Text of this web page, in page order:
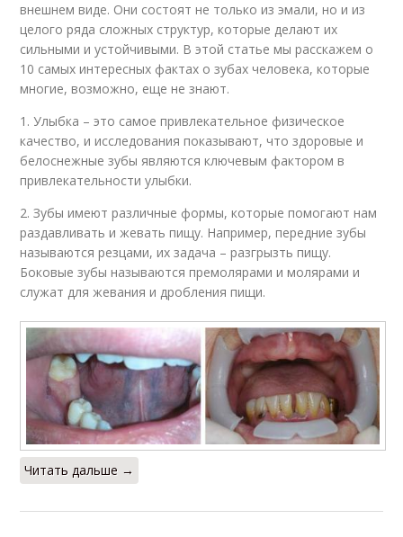
внешнем виде. Они состоят не только из эмали, но и из
целого ряда сложных структур, которые делают их
сильными и устойчивыми. В этой статье мы расскажем о
10 самых интересных фактах о зубах человека, которые
многие, возможно, еще не знают.
1. Улыбка – это самое привлекательное физическое
качество, и исследования показывают, что здоровые и
белоснежные зубы являются ключевым фактором в
привлекательности улыбки.
2. Зубы имеют различные формы, которые помогают нам
раздавливать и жевать пищу. Например, передние зубы
называются резцами, их задача – разгрызть пищу.
Боковые зубы называются премолярами и молярами и
служат для жевания и дробления пищи.
Читать дальше →